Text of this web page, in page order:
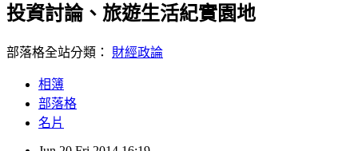
投資討論、旅遊生活紀實園地
部落格全站分類： 財經政論
相簿
部落格
名片